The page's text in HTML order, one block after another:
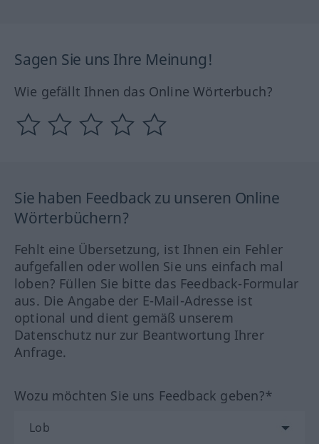
Sagen Sie uns Ihre Meinung!
Wie gefällt Ihnen das Online Wörterbuch?
Sie haben Feedback zu unseren Online
Wörterbüchern?
Fehlt eine Übersetzung, ist Ihnen ein Fehler
aufgefallen oder wollen Sie uns einfach mal
loben? Füllen Sie bitte das Feedback-Formular
aus. Die Angabe der E-Mail-Adresse ist
optional und dient gemäß unserem
Datenschutz nur zur Beantwortung Ihrer
Anfrage.
Wozu möchten Sie uns Feedback geben?*